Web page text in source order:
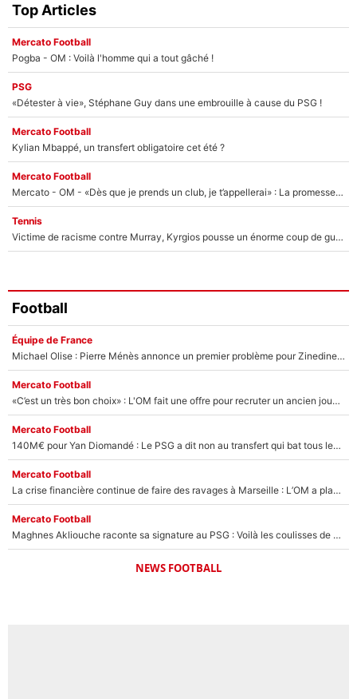
Top Articles
Mercato Football
Pogba - OM : Voilà l'homme qui a tout gâché !
PSG
«Détester à vie», Stéphane Guy dans une embrouille à cause du PSG !
Mercato Football
Kylian Mbappé, un transfert obligatoire cet été ?
Mercato Football
Mercato - OM - «Dès que je prends un club, je t’appellerai» : La promesse de Marcelino au moment de claquer la porte
Tennis
Victime de racisme contre Murray, Kyrgios pousse un énorme coup de gueule !
Football
Équipe de France
Michael Olise : Pierre Ménès annonce un premier problème pour Zinedine Zidane en équipe de France
Mercato Football
«C’est un très bon choix» : L'OM fait une offre pour recruter un ancien joueur du PSG... et c'est validé dans l'After Foot !
Mercato Football
140M€ pour Yan Diomandé : Le PSG a dit non au transfert qui bat tous les records sur le mercato
Mercato Football
La crise financière continue de faire des ravages à Marseille : L’OM a placé 12 joueurs sur le marché des transferts… et ça pourrait lui rapporter près de 100M€ !
Mercato Football
Maghnes Akliouche raconte sa signature au PSG : Voilà les coulisses de son transfert de rêve à 50M€
NEWS FOOTBALL